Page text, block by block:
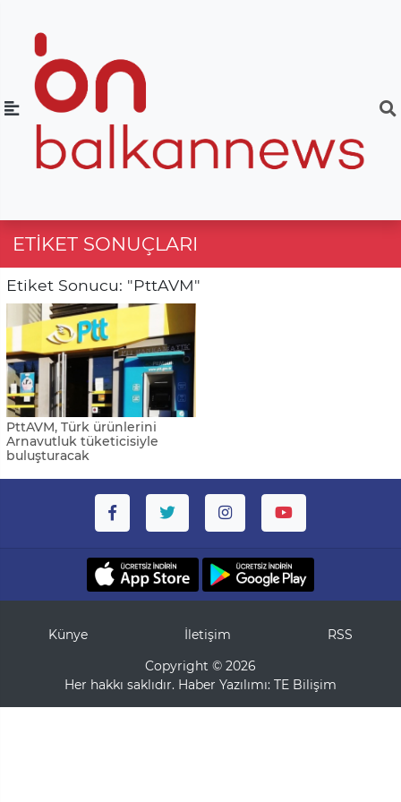
ETIKET SONUÇLARI
Etiket Sonucu: "PttAVM"
PttAVM, Türk ürünlerini
Arnavutluk tüketicisiyle
buluşturacak
Künye İletişim
RSS
Copyright © 2026
Her hakkı saklıdır. Haber Yazılımı: TE Bilişim